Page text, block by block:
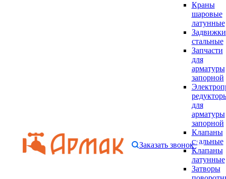
Краны
шаровые
латунные
Задвижки
стальные
Запчасти
для
арматуры
запорной
для
арматуры
запорной
Клапаны
стальные
Клапаны
латунные
Затворы
Заказать звонок